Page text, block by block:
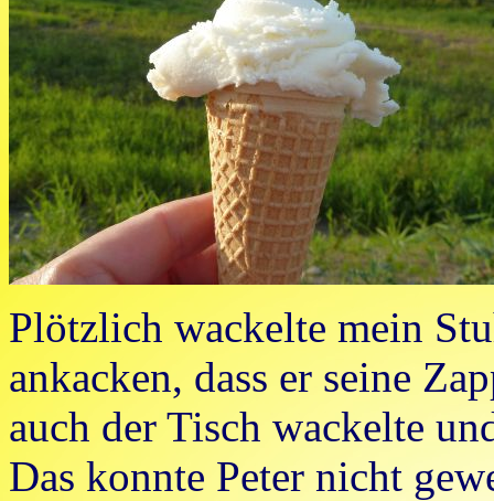
Plötzlich wackelte mein
ankacken, dass er seine
auch der Tisch wackelte
Das konnte Peter nicht